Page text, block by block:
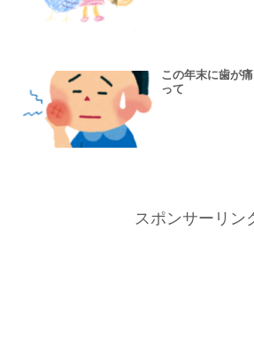
この年末に歯が
って
スポンサーリン